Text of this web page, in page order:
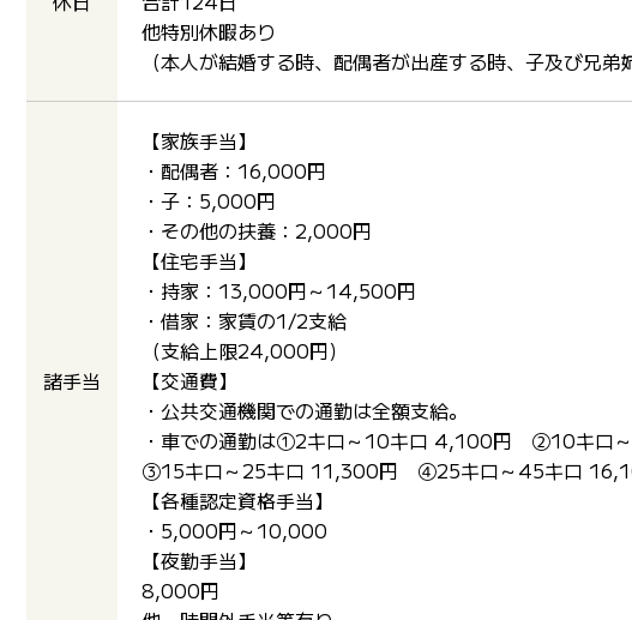
他特別休暇あり
（本人が結婚する時、配偶者が出産する時、子及び兄
諸手当
【家族手当】
・配偶者：16,000円
・子：5,000円
・その他の扶養：2,000円
【住宅手当】
・持家：13,000円～14,500円
・借家：家賃の1/2支給
（支給上限24,000円）
【交通費】
・公共交通機関での通勤は全額支給。
・車での通勤は①2キロ～10キロ 4,100円 ②10キロ
③15キロ～25キロ 11,300円 ④25キロ～45キロ
【各種認定資格手当】
・5,000円～10,000
【夜勤手当】
8,000円